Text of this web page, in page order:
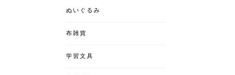
ぬいぐるみ
布雑貨
学習文具